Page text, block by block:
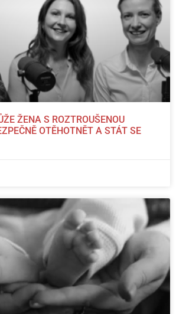
ŽENA S ROZTROUŠENOU
OTĚHOTNĚT A STÁT SE